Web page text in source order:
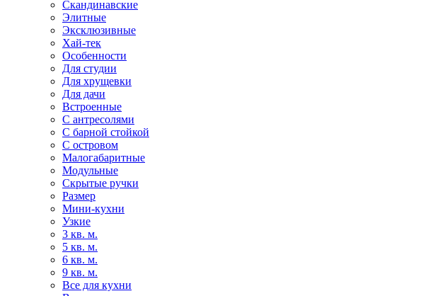
Скандинавские
Элитные
Эксклюзивные
Хай-тек
Особенности
Для студии
Для хрущевки
Для дачи
Встроенные
С антресолями
С барной стойкой
С островом
Малогабаритные
Модульные
Скрытые ручки
Размер
Мини-кухни
Узкие
3 кв. м.
5 кв. м.
6 кв. м.
9 кв. м.
Все для кухни